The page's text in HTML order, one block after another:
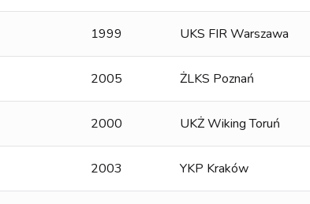
1999 UKS FIR Warszawa
2005 ŻLKS Poznań
2000 UKŻ Wiking Toruń
2003 YKP Kraków